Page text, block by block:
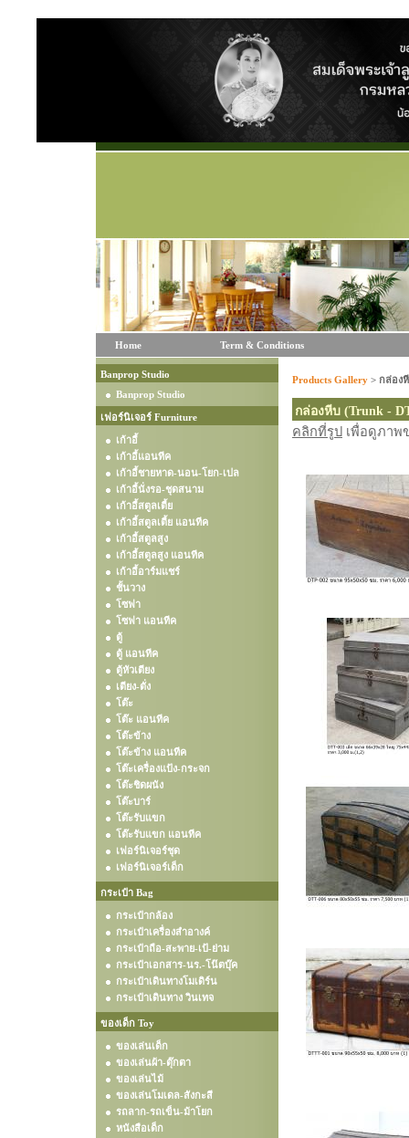
Home Term & Conditions
Banprop Studio
Banprop Studio
เฟอร์นิเจอร์ Furniture
เก้าอี้
เก้าอี้แอนทีค
เก้าอี้ชายหาด-นอน-โยก-เปล
เก้าอี้นั่งรอ-ชุดสนาม
เก้าอี้สตูลเตี้ย
เก้าอี้สตูลเตี้ย แอนทีค
เก้าอี้สตูลสูง
เก้าอี้สตูลสูง แอนทีค
เก้าอี้อาร์มแชร์
ชั้นวาง
โซฟา
โซฟา แอนทีค
ตู้
ตู้ แอนทีค
ตู้หัวเตียง
เตียง-ตั่ง
โต๊ะ
โต๊ะ แอนทีค
โต๊ะข้าง
โต๊ะข้าง แอนทีค
โต๊ะเครื่องแป้ง-กระจก
โต๊ะชิดผนัง
โต๊ะบาร์
โต๊ะรับแขก
โต๊ะรับแขก แอนทีค
เฟอร์นิเจอร์ชุด
เฟอร์นิเจอร์เด็ก
กระเป๋า Bag
กระเป๋ากล้อง
กระเป๋าเครื่องสำอางค์
กระเป๋าถือ-สะพาย-เป้-ย่าม
กระเป๋าเอกสาร-นร.-โน๊ตบุ๊ค
กระเป๋าเดินทางโมเดิร์น
กระเป๋าเดินทาง วินเทจ
ของเด็ก Toy
ของเล่นเด็ก
ของเล่นผ้า-ตุ๊กตา
ของเล่นไม้
ของเล่นโมเดล-สังกะสี
รถลาก-รถเข็น-ม้าโยก
หนังสือเด็ก
Products Gallery > กล่อง
กล่องหีบ (Trunk -
คลิกที่รูป เพื่อดูภาพ